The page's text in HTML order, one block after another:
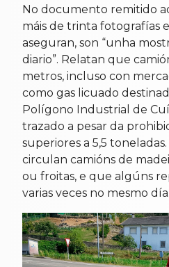
No documento remitido
máis de trinta fotografías
aseguran, son “unha
diario”. Relatan que
metros, incluso con
como gas licuado
Polígono Industrial de
trazado a pesar da
superiores a 5,5
circulan camións de
ou froitas, e que algúns
varias veces no mesmo día.